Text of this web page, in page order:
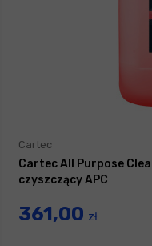
Cartec
Cartec All Purpose
czyszczący APC
361,00 zł